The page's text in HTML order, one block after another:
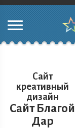
Сайт
креативный
дизайн
Сайт Благой
Дар